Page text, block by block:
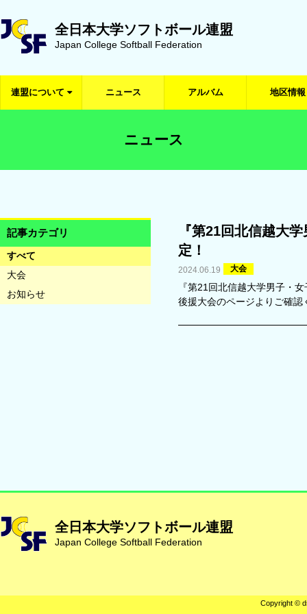
全日本大学ソフトボール連盟
Japan College Softball Federation
連盟について ニュース アルバム 地区情報
ニュース
記事カテゴリ
すべて
大会
お知らせ
『第21回北信越大
定！
2024.06.19 大会
『第21回北信越大学男子・
後援大会のページよりご確認
全日本大学ソフトボール連盟
Japan College Softball Federation
Copyright ©